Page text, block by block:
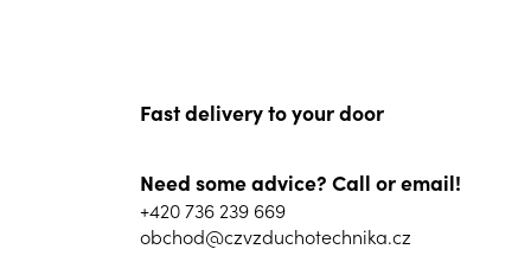
Fast delivery to your door
Need some advice? Call or email!
+420 736 239 669
obchod@czvzduchotechnika.cz